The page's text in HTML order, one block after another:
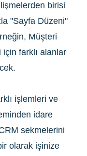
birisi
"Sayfa Düzeni"
Müşteri
için farklı alanlar
işlemleri ve
idare
sekmelerini
olarak işinize